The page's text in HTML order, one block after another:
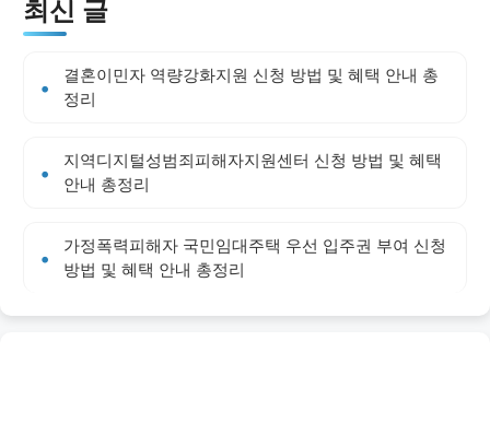
최신 글
결혼이민자 역량강화지원 신청 방법 및 혜택 안내 총
정리
지역디지털성범죄피해자지원센터 신청 방법 및 혜택
안내 총정리
가정폭력피해자 국민임대주택 우선 입주권 부여 신청
방법 및 혜택 안내 총정리